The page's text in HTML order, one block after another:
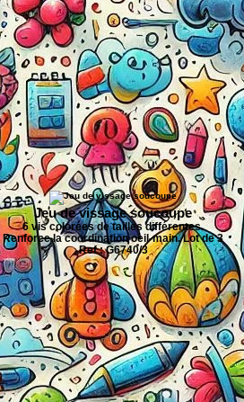
Jeu de vissage soucoupe
6 vis colorées de tailles différentes.
Renforce la coordination oeil-main. Lot de 3
Ref : G6740/3